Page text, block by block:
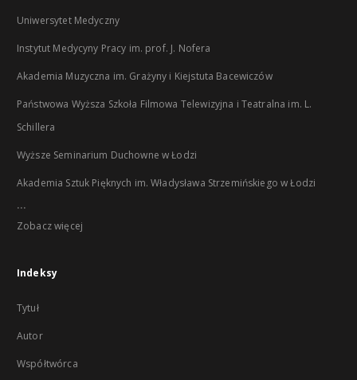
Uniwersytet Medyczny
Instytut Medycyny Pracy im. prof. J. Nofera
Akademia Muzyczna im. Grażyny i Kiejstuta Bacewiczów
Państwowa Wyższa Szkoła Filmowa Telewizyjna i Teatralna im. L.
Schillera
Wyższe Seminarium Duchowne w Łodzi
Akademia Sztuk Pięknych im. Władysława Strzemińskiego w Łodzi
...
Zobacz więcej
Indeksy
Tytuł
Autor
Współtwórca